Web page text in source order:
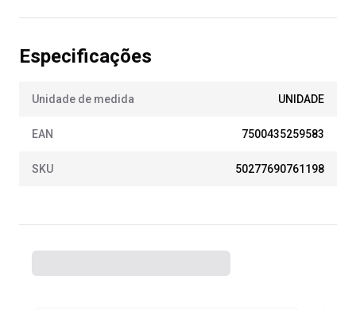
Especificações
Unidade de medida UNIDADE
EAN 7500435259583
SKU 50277690761198